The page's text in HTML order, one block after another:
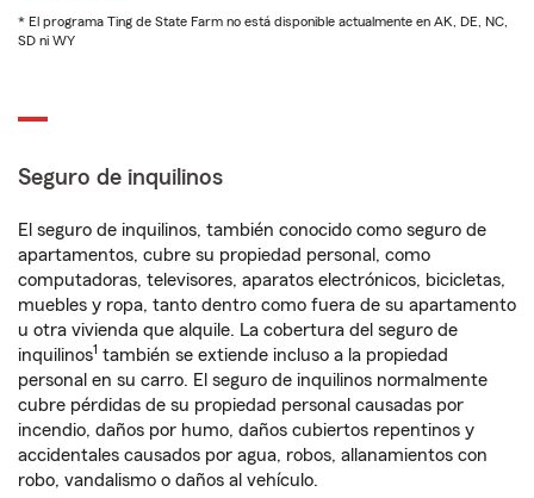
* El programa Ting de State Farm no está disponible actualmente en AK, DE, NC,
SD ni WY
Seguro de inquilinos
El seguro de inquilinos, también conocido como seguro de
apartamentos, cubre su propiedad personal, como
computadoras, televisores, aparatos electrónicos, bicicletas,
muebles y ropa, tanto dentro como fuera de su apartamento
u otra vivienda que alquile. La cobertura del seguro de
inquilinos1 también se extiende incluso a la propiedad
personal en su carro. El seguro de inquilinos normalmente
cubre pérdidas de su propiedad personal causadas por
incendio, daños por humo, daños cubiertos repentinos y
accidentales causados por agua, robos, allanamientos con
robo, vandalismo o daños al vehículo.